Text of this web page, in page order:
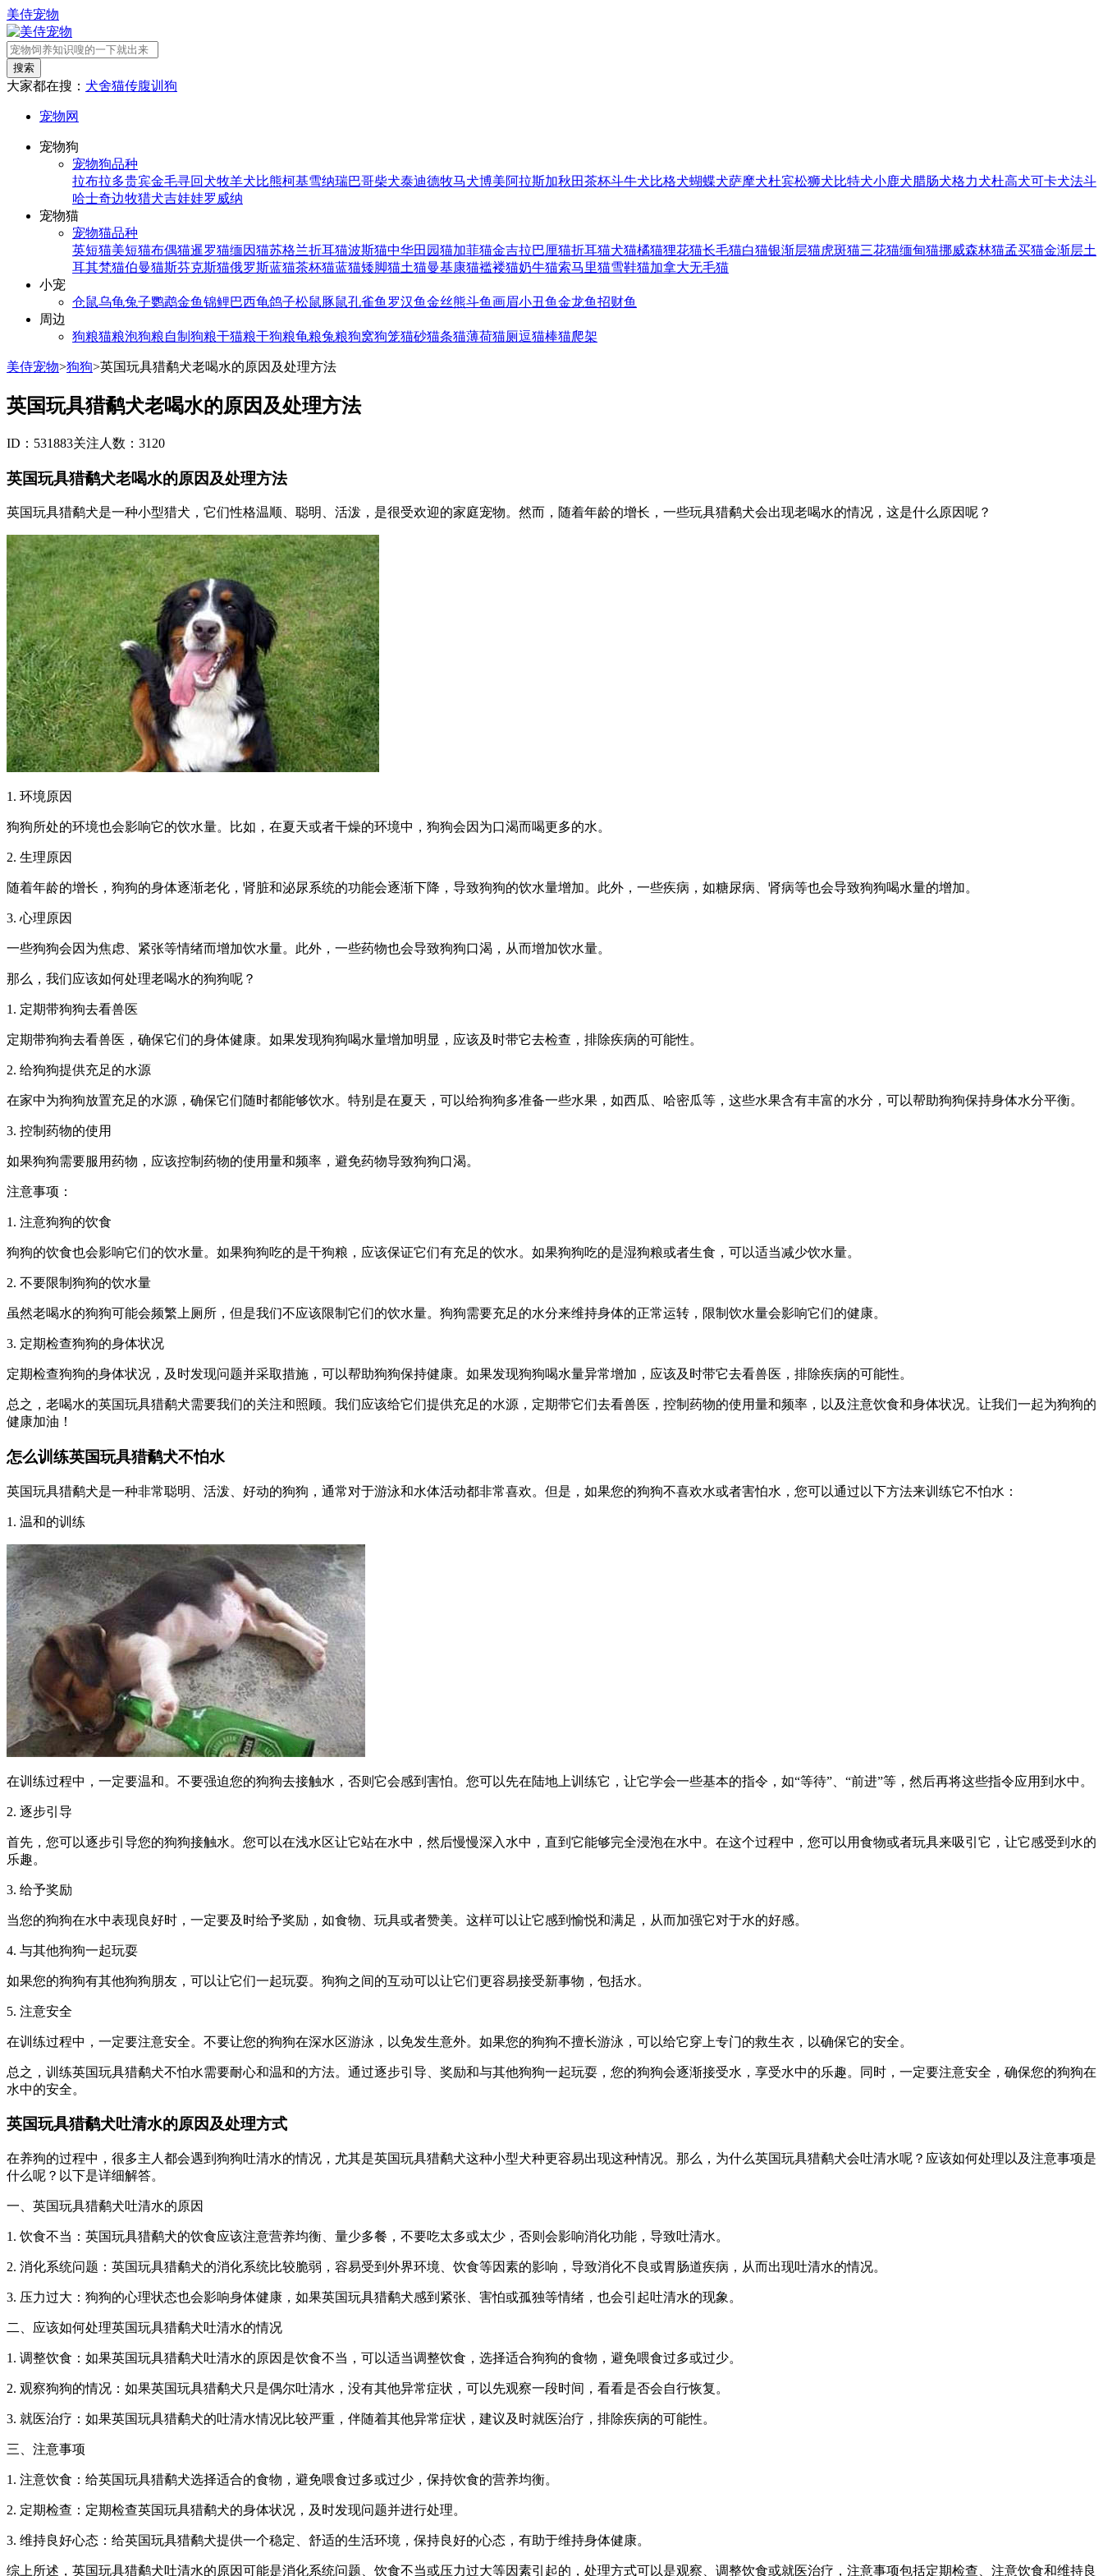
美侍宠物
搜索
大家都在搜： 犬舍猫传腹训狗
宠物网
宠物狗
宠物狗品种
拉布拉多贵宾金毛寻回犬牧羊犬比熊柯基雪纳瑞巴哥柴犬泰迪德牧马犬博美阿拉斯加秋田茶杯斗牛犬比格犬蝴蝶犬萨摩犬杜宾松狮犬比特犬小鹿犬腊肠犬格力犬杜高犬可卡犬法斗
哈士奇边牧猎犬吉娃娃罗威纳
宠物猫
宠物猫品种
英短猫美短猫布偶猫暹罗猫缅因猫苏格兰折耳猫波斯猫中华田园猫加菲猫金吉拉巴厘猫折耳猫犬猫橘猫狸花猫长毛猫白猫银渐层猫虎斑猫三花猫缅甸猫挪威森林猫孟买猫金渐层土
耳其梵猫伯曼猫斯芬克斯猫俄罗斯蓝猫茶杯猫蓝猫矮脚猫土猫曼基康猫褴褛猫奶牛猫索马里猫雪鞋猫加拿大无毛猫
小宠
仓鼠乌龟兔子鹦鹉金鱼锦鲤巴西龟鸽子松鼠豚鼠孔雀鱼 罗汉鱼金丝熊斗鱼画眉小丑鱼金龙鱼招财鱼
周边
狗粮猫粮泡狗粮自制狗粮干猫粮干狗粮龟粮兔粮狗窝狗笼猫砂猫条猫薄荷猫厕逗猫棒猫爬架
美侍宠物>狗狗>英国玩具猎鹬犬老喝水的原因及处理方法
英国玩具猎鹬犬老喝水的原因及处理方法
ID：531883关注人数：3120
英国玩具猎鹬犬老喝水的原因及处理方法
英国玩具猎鹬犬是一种小型猎犬，它们性格温顺、聪明、活泼，是很受欢迎的家庭宠物。然而，随着年龄的增长，一些玩具猎鹬犬会出现老喝水的情况，这是什么原因呢？
1. 环境原因
狗狗所处的环境也会影响它的饮水量。比如，在夏天或者干燥的环境中，狗狗会因为口渴而喝更多的水。
2. 生理原因
随着年龄的增长，狗狗的身体逐渐老化，肾脏和泌尿系统的功能会逐渐下降，导致狗狗的饮水量增加。此外，一些疾病，如糖尿病、肾病等也会导致狗狗喝水量的增加。
3. 心理原因
一些狗狗会因为焦虑、紧张等情绪而增加饮水量。此外，一些药物也会导致狗狗口渴，从而增加饮水量。
那么，我们应该如何处理老喝水的狗狗呢？
1. 定期带狗狗去看兽医
定期带狗狗去看兽医，确保它们的身体健康。如果发现狗狗喝水量增加明显，应该及时带它去检查，排除疾病的可能性。
2. 给狗狗提供充足的水源
在家中为狗狗放置充足的水源，确保它们随时都能够饮水。特别是在夏天，可以给狗狗多准备一些水果，如西瓜、哈密瓜等，这些水果含有丰富的水分，可以帮助狗狗保持身体水分平衡。
3. 控制药物的使用
如果狗狗需要服用药物，应该控制药物的使用量和频率，避免药物导致狗狗口渴。
注意事项：
1. 注意狗狗的饮食
狗狗的饮食也会影响它们的饮水量。如果狗狗吃的是干狗粮，应该保证它们有充足的饮水。如果狗狗吃的是湿狗粮或者生食，可以适当减少饮水量。
2. 不要限制狗狗的饮水量
虽然老喝水的狗狗可能会频繁上厕所，但是我们不应该限制它们的饮水量。狗狗需要充足的水分来维持身体的正常运转，限制饮水量会影响它们的健康。
3. 定期检查狗狗的身体状况
定期检查狗狗的身体状况，及时发现问题并采取措施，可以帮助狗狗保持健康。如果发现狗狗喝水量异常增加，应该及时带它去看兽医，排除疾病的可能性。
总之，老喝水的英国玩具猎鹬犬需要我们的关注和照顾。我们应该给它们提供充足的水源，定期带它们去看兽医，控制药物的使用量和频率，以及注意饮食和身体状况。让我们一起为狗狗的
健康加油！
怎么训练英国玩具猎鹬犬不怕水
英国玩具猎鹬犬是一种非常聪明、活泼、好动的狗狗，通常对于游泳和水体活动都非常喜欢。但是，如果您的狗狗不喜欢水或者害怕水，您可以通过以下方法来训练它不怕水：
1. 温和的训练
在训练过程中，一定要温和。不要强迫您的狗狗去接触水，否则它会感到害怕。您可以先在陆地上训练它，让它学会一些基本的指令，如“等待”、“前进”等，然后再将这些指令应用到水中。
2. 逐步引导
首先，您可以逐步引导您的狗狗接触水。您可以在浅水区让它站在水中，然后慢慢深入水中，直到它能够完全浸泡在水中。在这个过程中，您可以用食物或者玩具来吸引它，让它感受到水的
乐趣。
3. 给予奖励
当您的狗狗在水中表现良好时，一定要及时给予奖励，如食物、玩具或者赞美。这样可以让它感到愉悦和满足，从而加强它对于水的好感。
4. 与其他狗狗一起玩耍
如果您的狗狗有其他狗狗朋友，可以让它们一起玩耍。狗狗之间的互动可以让它们更容易接受新事物，包括水。
5. 注意安全
在训练过程中，一定要注意安全。不要让您的狗狗在深水区游泳，以免发生意外。如果您的狗狗不擅长游泳，可以给它穿上专门的救生衣，以确保它的安全。
总之，训练英国玩具猎鹬犬不怕水需要耐心和温和的方法。通过逐步引导、奖励和与其他狗狗一起玩耍，您的狗狗会逐渐接受水，享受水中的乐趣。同时，一定要注意安全，确保您的狗狗在
水中的安全。
英国玩具猎鹬犬吐清水的原因及处理方式
在养狗的过程中，很多主人都会遇到狗狗吐清水的情况，尤其是英国玩具猎鹬犬这种小型犬种更容易出现这种情况。那么，为什么英国玩具猎鹬犬会吐清水呢？应该如何处理以及注意事项是
什么呢？以下是详细解答。
一、英国玩具猎鹬犬吐清水的原因
1. 饮食不当：英国玩具猎鹬犬的饮食应该注意营养均衡、量少多餐，不要吃太多或太少，否则会影响消化功能，导致吐清水。
2. 消化系统问题：英国玩具猎鹬犬的消化系统比较脆弱，容易受到外界环境、饮食等因素的影响，导致消化不良或胃肠道疾病，从而出现吐清水的情况。
3. 压力过大：狗狗的心理状态也会影响身体健康，如果英国玩具猎鹬犬感到紧张、害怕或孤独等情绪，也会引起吐清水的现象。
二、应该如何处理英国玩具猎鹬犬吐清水的情况
1. 调整饮食：如果英国玩具猎鹬犬吐清水的原因是饮食不当，可以适当调整饮食，选择适合狗狗的食物，避免喂食过多或过少。
2. 观察狗狗的情况：如果英国玩具猎鹬犬只是偶尔吐清水，没有其他异常症状，可以先观察一段时间，看看是否会自行恢复。
3. 就医治疗：如果英国玩具猎鹬犬的吐清水情况比较严重，伴随着其他异常症状，建议及时就医治疗，排除疾病的可能性。
三、注意事项
1. 注意饮食：给英国玩具猎鹬犬选择适合的食物，避免喂食过多或过少，保持饮食的营养均衡。
2. 定期检查：定期检查英国玩具猎鹬犬的身体状况，及时发现问题并进行处理。
3. 维持良好心态：给英国玩具猎鹬犬提供一个稳定、舒适的生活环境，保持良好的心态，有助于维持身体健康。
综上所述，英国玩具猎鹬犬吐清水的原因可能是消化系统问题、饮食不当或压力过大等因素引起的，处理方式可以是观察、调整饮食或就医治疗，注意事项包括定期检查、注意饮食和维持良